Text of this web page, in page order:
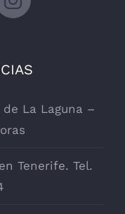
La Laguna –
Tenerife. Tel.